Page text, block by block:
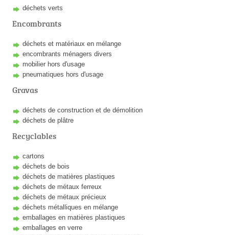
déchets verts
Encombrants
déchets et matériaux en mélange
encombrants ménagers divers
mobilier hors d'usage
pneumatiques hors d'usage
Gravas
déchets de construction et de démolition
déchets de plâtre
Recyclables
cartons
déchets de bois
déchets de matières plastiques
déchets de métaux ferreux
déchets de métaux précieux
déchets métalliques en mélange
emballages en matières plastiques
emballages en verre